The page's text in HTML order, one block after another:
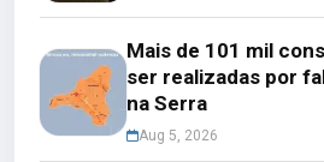
Mais de 101 mil
ser realizadas por
na Serra
Aug 5, 2026